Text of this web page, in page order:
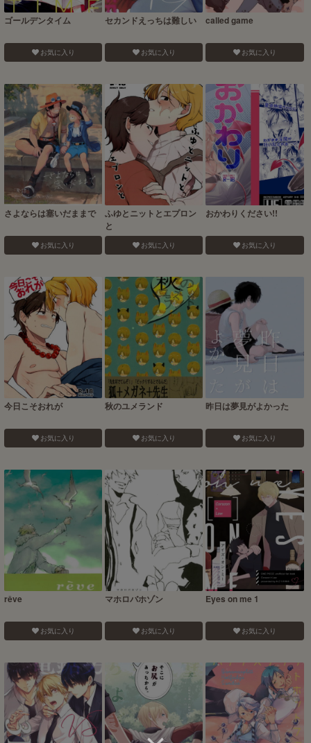
ゴールデンタイム
お気に入り
セカンドえっちは難しい
お気に入り
called game
お気に入り
さよならは塞いだままで
お気に入り
ふゆとニットとエプロン
と
お気に入り
おかわりください!!
お気に入り
今日こそおれが
お気に入り
秋のユメランド
お気に入り
昨日は夢見がよかった
お気に入り
rêve
お気に入り
マホロバホゾン
お気に入り
Eyes on me 1
お気に入り